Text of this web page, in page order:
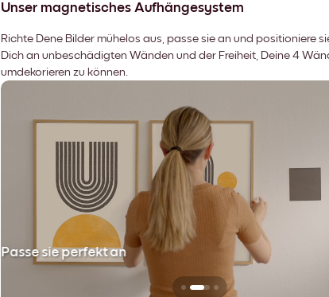
Unser magnetisches Aufhängesystem
Richte Dene Bilder mühelos aus, passe sie an und positioniere
Dich an unbeschädigten Wänden und der Freiheit, Deine 4
umdekorieren zu können.
Passe sie perfekt an